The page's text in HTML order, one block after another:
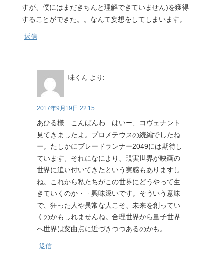
すが、僕にはまだきちんと理解できていません)を獲得
することができた。。なんて妄想をしてしまいます。
返信
味くん より:
2017年9月19日 22:15
あひる様 こんばんわ はいー、コヴェナント
見てきましたよ。プロメテウスの続編でしたね
ー。たしかにブレードランナー2049には期待し
ています。それになにより、現実世界が映画の
世界に追い付いてきたという実感もありますし
ね。これから私たちがこの世界にどうやって生
きていくのか・・興味深いです。そういう意味
で、狂った人や異常な人こそ、未来を創ってい
くのかもしれませんね。合理世界から量子世界
へ世界は変曲点に近づきつつあるのかも。
返信